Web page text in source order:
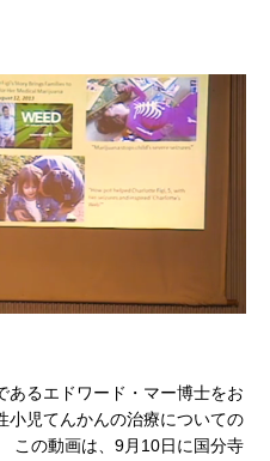
あるエドワード・マー博士をお
小児てんかんの治療についての
この動画は、9月10日に国分寺